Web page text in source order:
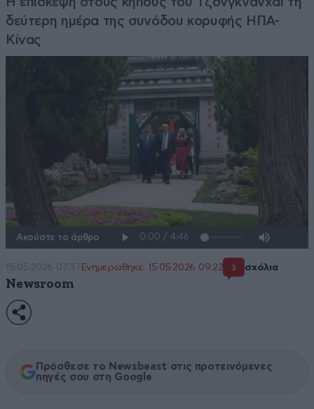
δεύτερη ημέρα της συνόδου κορυφής ΗΠΑ-
Κίνας
Ακούστε το άρθρο
15·05·2026 07:37 Ενημερώθηκε: 15·05·2026 09:22 3 σχόλια
Newsroom
Πρόσθεσε το Newsbeast στις προτεινόμενες
πηγές σου στη Google